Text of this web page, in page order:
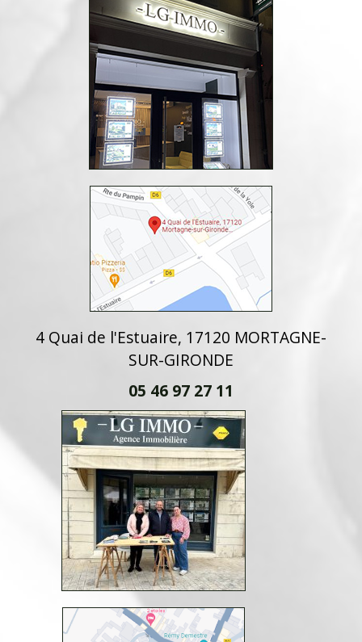
4 Quai de l'Estuaire, 17120 MORTAGNE-
SUR-GIRONDE
05 46 97 27 11